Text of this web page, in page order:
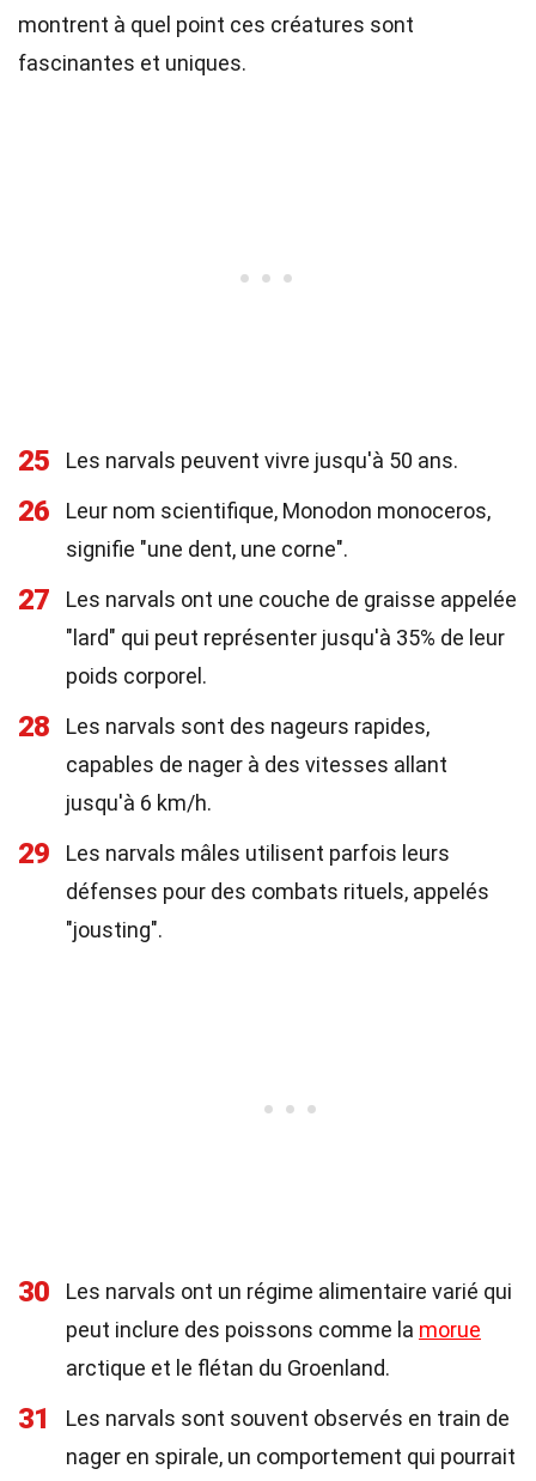
montrent à quel point ces créatures sont
fascinantes et uniques.
25 Les narvals peuvent vivre jusqu'à 50 ans.
26
Leur nom scientifique, Monodon monoceros,
signifie "une dent, une corne".
27
Les narvals ont une couche de graisse appelée
"lard" qui peut représenter jusqu'à 35% de leur
poids corporel.
28
Les narvals sont des nageurs rapides,
capables de nager à des vitesses allant
jusqu'à 6 km/h.
29
Les narvals mâles utilisent parfois leurs
défenses pour des combats rituels, appelés
"jousting".
30
Les narvals ont un régime alimentaire varié qui
peut inclure des poissons comme la morue
arctique et le flétan du Groenland.
31
Les narvals sont souvent observés en train de
nager en spirale, un comportement qui pourrait